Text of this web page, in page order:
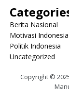
Berita Nasional
Motivasi Indonesia
Politik Indonesia
Uncategorized
Copyright ©